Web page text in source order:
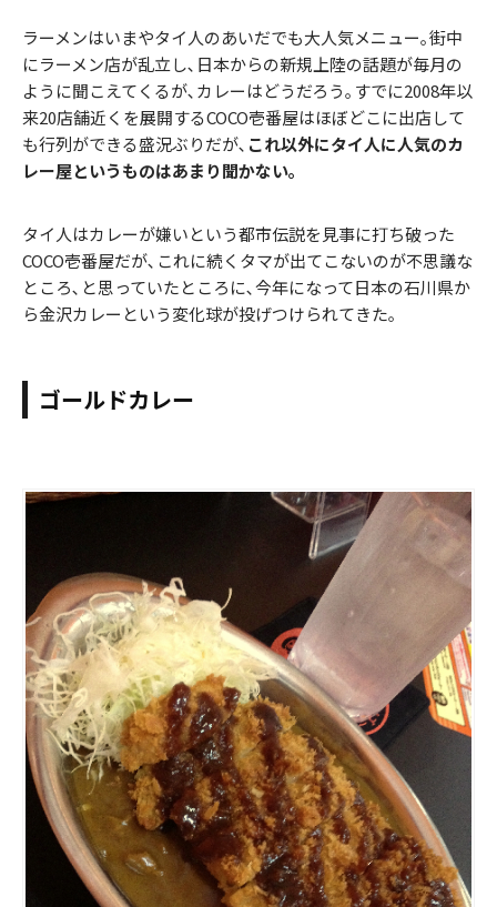
ラーメンはいまやタイ人のあいだでも大人気メニュー｡街中
にラーメン店が乱立し､日本からの新規上陸の話題が毎月の
ように聞こえてくるが､カレーはどうだろう｡すでに2008年以
来20店舗近くを展開するCOCO壱番屋はほぼどこに出店して
も行列ができる盛況ぶりだが､ これ以外にタイ人に人気のカ
レー屋というものはあまり聞かない｡
タイ人はカレーが嫌いという都市伝説を見事に打ち破った
COCO壱番屋だが､これに続くタマが出てこないのが不思議な
ところ､と思っていたところに､今年になって日本の石川県か
ら金沢カレーという変化球が投げつけられてきた｡
ゴールドカレー